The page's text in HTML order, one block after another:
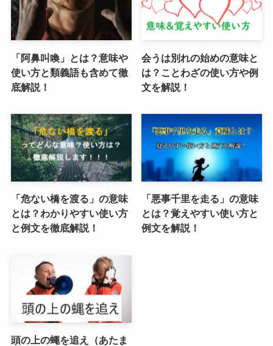
「阿鼻叫喚」とは？意味や
使い方と類義語も含めて徹
底解説！
会うは別れの始めの意味と
は？ことわざの使い方や例
文を解説！
「危ない橋を渡る」の意味
とは？わかりやすい使い方
と例文を徹底解説！
「悪事千里を走る」の意味
とは？覚えやすい使い方と
例文を解説！
頭の上の蠅を追え（あたま